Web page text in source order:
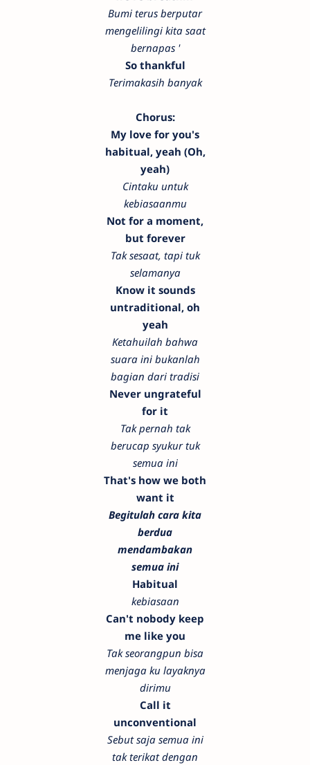
Bumi terus berputar
mengelilingi kita saat
bernapas '
So thankful
Terimakasih banyak
Chorus:
My love for you's
habitual, yeah (Oh,
yeah)
Cintaku untuk
kebiasaanmu
Not for a moment,
but forever
Tak sesaat, tapi tuk
selamanya
Know it sounds
untraditional, oh
yeah
Ketahuilah bahwa
suara ini bukanlah
bagian dari tradisi
Never ungrateful
for it
Tak pernah tak
berucap syukur tuk
semua ini
That's how we both
want it
Begitulah cara kita
berdua
mendambakan
semua ini
Habitual
kebiasaan
Can't nobody keep
me like you
Tak seorangpun bisa
menjaga ku layaknya
dirimu
Call it
unconventional
Sebut saja semua ini
tak terikat dengan